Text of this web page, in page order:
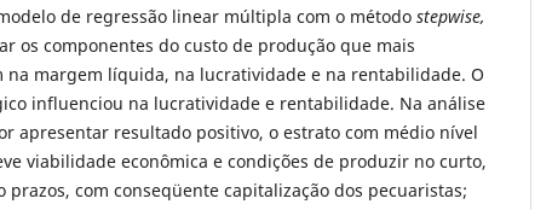
de regressão linear múltipla com o método stepwise,
os componentes do custo de produção que mais
na margem líquida, na lucratividade e na rentabilidade. O
influenciou na lucratividade e rentabilidade. Na análise
apresentar resultado positivo, o estrato com médio nível
viabilidade econômica e condições de produzir no curto,
prazos, com conseqüente capitalização dos pecuaristas;